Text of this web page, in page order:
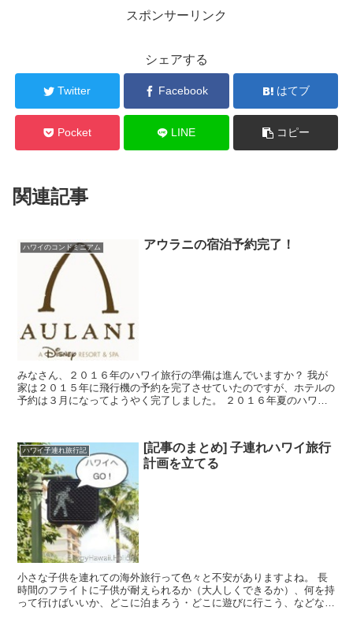
スポンサーリンク
シェアする
Twitter Facebook はてブ
Pocket LINE コピー
関連記事
ハワイのコンドミニアム アウラニの宿泊予約完了！
みなさん、２０１６年のハワイ旅行の準備は進んでいますか？ 我が
家は２０１５年に飛行機の予約を完了させていたのですが、ホテルの
予約は３月になってようやく完了しました。 ２０１６年夏のハワイ
ハワイ子連れ旅行記
[記事のまとめ] 子連れハワイ旅行
計画を立てる
小さな子供を連れての海外旅行って色々と不安がありますよね。 長
時間のフライトに子供が耐えられるか（大人しくできるか）、何を持
って行けばいいか、どこに泊まろう・どこに遊びに行こう、などな